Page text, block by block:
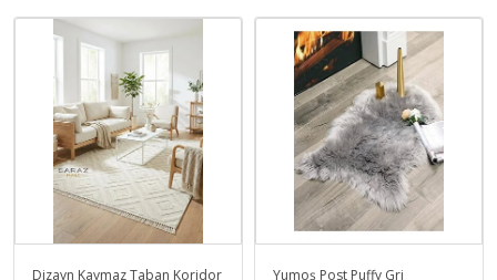
Dizayn Kaymaz Taban Koridor
Yumoş Post Puffy Gri